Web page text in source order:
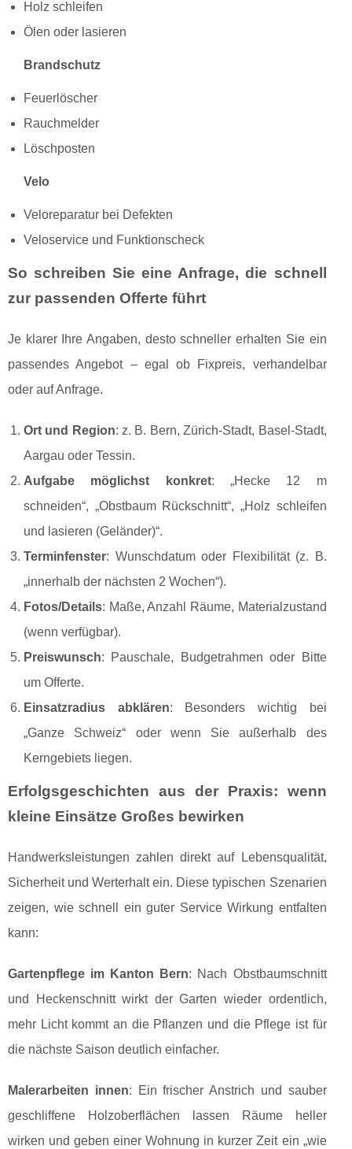
Holz schleifen
Ölen oder lasieren
Brandschutz
Feuerlöscher
Rauchmelder
Löschposten
Velo
Veloreparatur bei Defekten
Veloservice und Funktionscheck
So schreiben Sie eine Anfrage, die schnell
zur passenden Offerte führt
Je klarer Ihre Angaben, desto schneller erhalten Sie ein
passendes Angebot – egal ob Fixpreis, verhandelbar
oder auf Anfrage.
Ort und Region: z. B. Bern, Zürich-Stadt, Basel-Stadt,
Aargau oder Tessin.
Aufgabe möglichst konkret: „Hecke 12 m
schneiden“, „Obstbaum Rückschnitt“, „Holz schleifen
und lasieren (Geländer)“.
Terminfenster: Wunschdatum oder Flexibilität (z. B.
„innerhalb der nächsten 2 Wochen“).
Fotos/Details: Maße, Anzahl Räume, Materialzustand
(wenn verfügbar).
Preiswunsch: Pauschale, Budgetrahmen oder Bitte
um Offerte.
Einsatzradius abklären: Besonders wichtig bei
„Ganze Schweiz“ oder wenn Sie außerhalb des
Kerngebiets liegen.
Erfolgsgeschichten aus der Praxis: wenn
kleine Einsätze Großes bewirken
Handwerksleistungen zahlen direkt auf Lebensqualität,
Sicherheit und Werterhalt ein. Diese typischen Szenarien
zeigen, wie schnell ein guter Service Wirkung entfalten
kann:
Gartenpflege im Kanton Bern: Nach Obstbaumschnitt
und Heckenschnitt wirkt der Garten wieder ordentlich,
mehr Licht kommt an die Pflanzen und die Pflege ist für
die nächste Saison deutlich einfacher.
Malerarbeiten innen: Ein frischer Anstrich und sauber
geschliffene Holzoberflächen lassen Räume heller
wirken und geben einer Wohnung in kurzer Zeit ein „wie